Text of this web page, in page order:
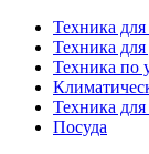
Техника
Техника
Техника по
Техника
Посуда